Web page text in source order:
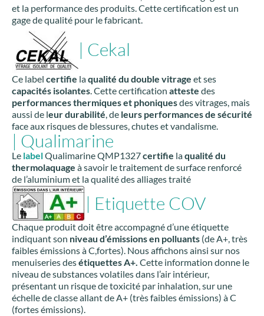
et la performance des produits. Cette certification est un
gage de qualité pour le fabricant.
| Cekal
Ce label certifie laqualité du double vitrage et ses
capacités isolantes. Cette certification atteste des
performances thermiques et phoniquesdes vitrages, mais
aussi de leur durabilité, de leurs performances de sécurité
face aux risques de blessures, chutes et vandalisme.
| Qualimarine
Le labelQualimarine QMP1327certifie laqualité du
thermolaquage à savoir le traitement de surface renforcé
de l’aluminium et la qualité des alliages traité
| Etiquette COV
Chaque produit doit être accompagné d’une étiquette
indiquant son niveau d’émissions en polluants (de A+, très
faibles émissions à C,fortes). Nous affichons ainsi sur nos
menuiseries desétiquettes A+. Cette information donne le
niveau de substances volatiles dans l’air intérieur,
présentant un risque de toxicité par inhalation, sur une
échelle de classe allant de A+ (très faibles émissions) à C
(fortes émissions).